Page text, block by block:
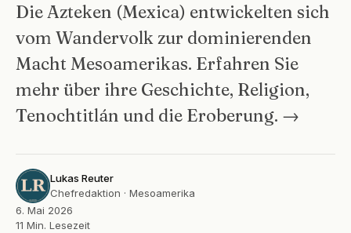
Die Azteken (Mexica) entwickelten sich
vom Wandervolk zur dominierenden
Macht Mesoamerikas. Erfahren Sie
mehr über ihre Geschichte, Religion,
Tenochtitlán und die Eroberung. →
Lukas Reuter
Chefredaktion · Mesoamerika
6. Mai 2026
11 Min. Lesezeit